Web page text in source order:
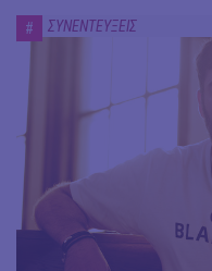
# ΣΥΝΕΝΤΕΥΞΕΙΣ